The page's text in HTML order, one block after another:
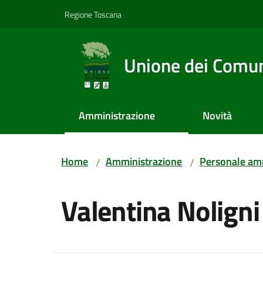
Regione Toscana
Unione dei
Amministrazione Novità
Home / Amministrazione / Personale
Valentina Noligni